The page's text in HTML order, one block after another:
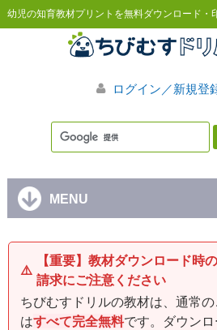
幼児の知育教材プリントを無料ダウンロード・
ログイン／新規登
MENU
⚠️
【重要】教材ダウンロード時
請求にご注意ください
ちびむすドリルの教材は、通常
はすべて完全無料です。ダウン